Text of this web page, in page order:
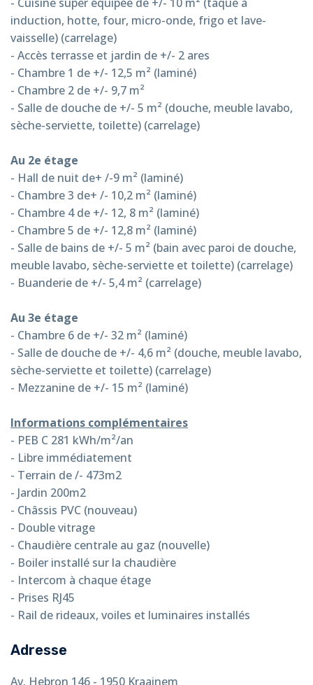
induction, hotte, four, micro-onde, frigo et lave-
vaisselle) (carrelage)
- Accès terrasse et jardin de +/- 2 ares
- Chambre 1 de +/- 12,5 m² (laminé)
- Chambre 2 de +/- 9,7 m²
- Salle de douche de +/- 5 m² (douche, meuble lavabo,
sèche-serviette, toilette) (carrelage)
Au 2e étage
- Hall de nuit de+ /-9 m² (laminé)
- Chambre 3 de+ /- 10,2 m² (laminé)
- Chambre 4 de +/- 12, 8 m² (laminé)
- Chambre 5 de +/- 12,8 m² (laminé)
- Salle de bains de +/- 5 m² (bain avec paroi de douche,
meuble lavabo, sèche-serviette et toilette) (carrelage)
- Buanderie de +/- 5,4 m² (carrelage)
Au 3e étage
- Chambre 6 de +/- 32 m² (laminé)
- Salle de douche de +/- 4,6 m² (douche, meuble lavabo,
sèche-serviette et toilette) (carrelage)
- Mezzanine de +/- 15 m² (laminé)
Informations complémentaires
- PEB C 281 kWh/m²/an
- Libre immédiatement
- Terrain de /- 473m2
- Jardin 200m2
- Châssis PVC (nouveau)
- Double vitrage
- Chaudière centrale au gaz (nouvelle)
- Boiler installé sur la chaudière
- Intercom à chaque étage
- Prises RJ45
- Rail de rideaux, voiles et luminaires installés
Adresse
Av. Hebron 146 - 1950 Kraainem